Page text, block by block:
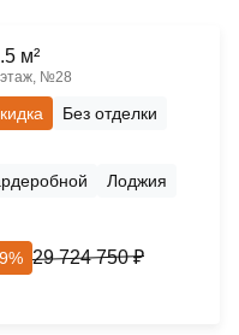
м²
этаж, №28
Без отделки
Лоджия
29 724 750 ₽